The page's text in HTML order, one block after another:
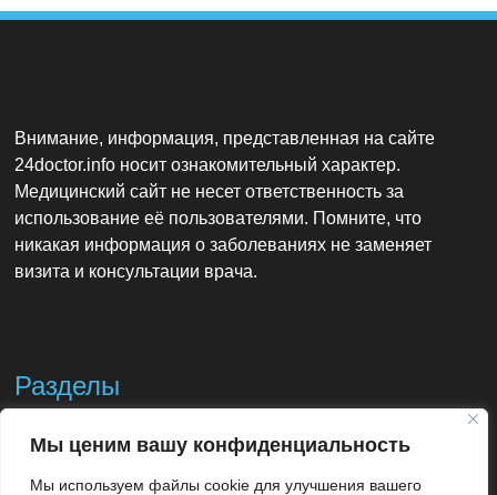
Мы ценим вашу конфиденциальность
Мы используем файлы cookie для улучшения вашего
Внимание, информация, представленная на сайте
24doctor.info носит ознакомительный характер.
Медицинский сайт не несет ответственность за
использование её пользователями. Помните, что
никакая информация о заболеваниях не заменяет
визита и консультации врача.
Разделы
Контакты